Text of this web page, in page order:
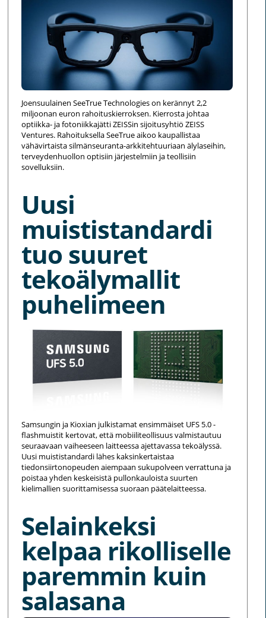
Joensuulainen SeeTrue Technologies on kerännyt 2,2
miljoonan euron rahoituskierroksen. Kierrosta johtaa
optiikka- ja fotoniikkajätti ZEISSin sijoitusyhtiö ZEISS
Ventures. Rahoituksella SeeTrue aikoo kaupallistaa
vähävirtaista silmänseuranta-arkkitehtuuriaan älylaseihin,
terveydenhuollon optisiin järjestelmiin ja teollisiin
sovelluksiin.
Uusi
muististandardi
tuo suuret
tekoälymallit
puhelimeen
Samsungin ja Kioxian julkistamat ensimmäiset UFS 5.0 -
flashmuistit kertovat, että mobiiliteollisuus valmistautuu
seuraavaan vaiheeseen laitteessa ajettavassa tekoälyssä.
Uusi muististandardi lähes kaksinkertaistaa
tiedonsiirtonopeuden aiempaan sukupolveen verrattuna ja
poistaa yhden keskeisistä pullonkauloista suurten
kielimallien suorittamisessa suoraan päätelaitteessa.
Selainkeksi
kelpaa rikolliselle
paremmin kuin
salasana